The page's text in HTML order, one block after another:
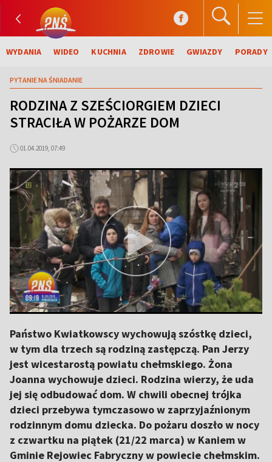
WYDANIA WIDEO KUCHNIA ZDROWIE GWIAZDY PORADY
PYTANIE NA ŚNIADANIE
RODZINA Z SZEŚCIORGIEM DZIECI
STRACIŁA W POŻARZE DOM
01.04.2019, 07:49
Państwo Kwiatkowscy wychowują szóstkę dzieci,
w tym dla trzech są rodziną zastępczą. Pan Jerzy
jest wicestarostą powiatu chełmskiego. Żona
Joanna wychowuje dzieci. Rodzina wierzy, że uda
jej się odbudować dom. W chwili obecnej trójka
dzieci przebywa tymczasowo w zaprzyjaźnionym
rodzinnym domu dziecka. Do pożaru doszło w nocy
z czwartku na piątek (21/22 marca) w Kaniem w
Gminie Rejowiec Fabryczny w powiecie chełmskim.